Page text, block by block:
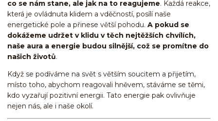
co se nám stane, ale jak na to reagujeme. Každá reakce,
která je ovládnuta klidem a vděčností, posílí naše
energetické pole a přinese větší pohodu. A pokud se
dokážeme udržet v klidu v těch nejtěžších chvílích,
naše aura a energie budou silnější, což se promítne do
našich životů.
Když se podíváme na svět s větším soucitem a přijetím,
místo toho, abychom reagovali hněvem, stáváme se těmi,
kdo vyzařují pozitivní energii. Tato energie pak ovlivňuje
nejen nás, ale i naše okolí.